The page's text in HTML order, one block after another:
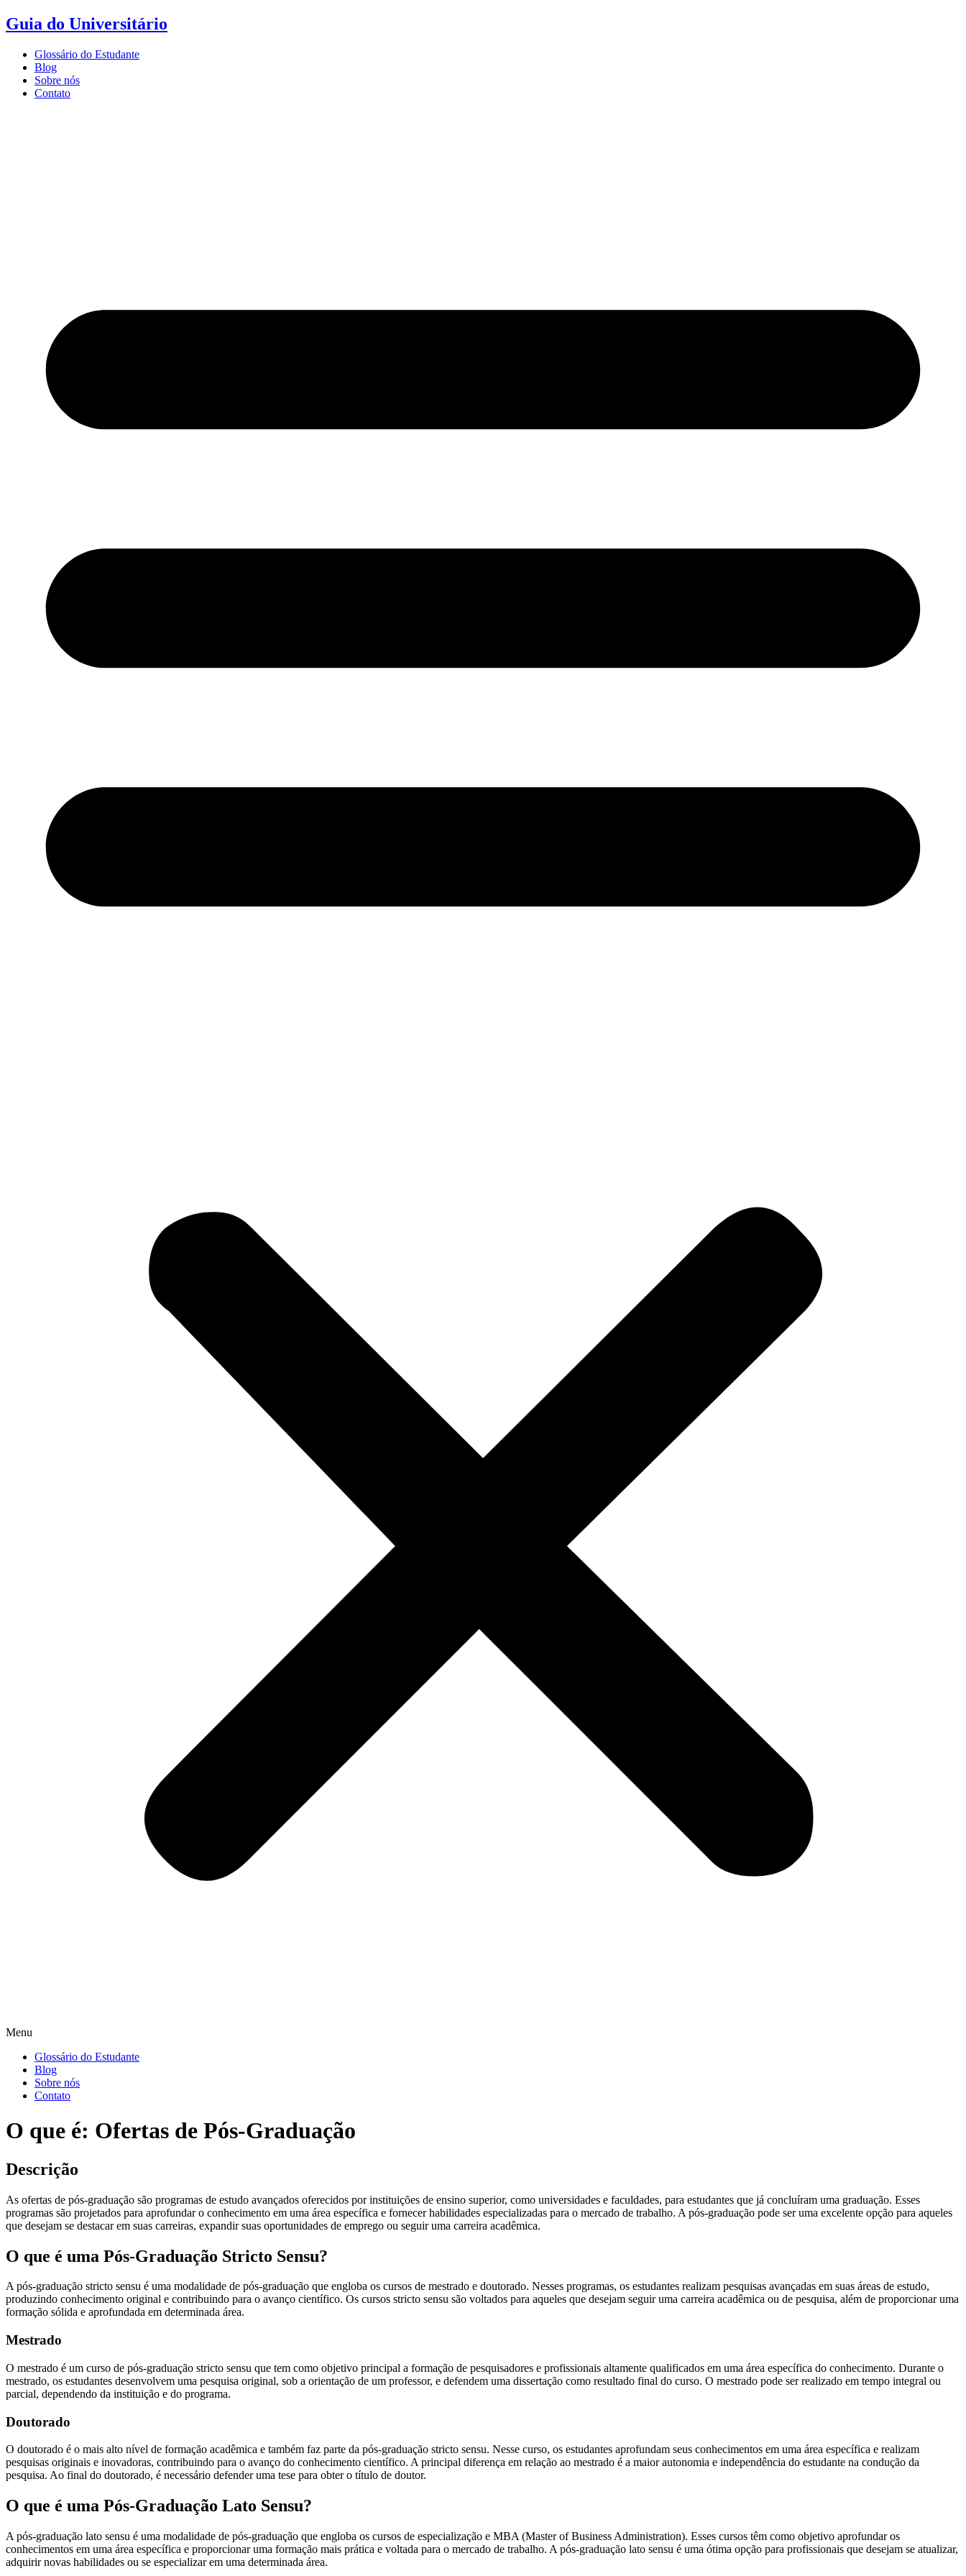
Ir
para
conteúdo
Guia do Universitário
Glossário do Estudante
Blog
Sobre nós
Contato
Menu
Glossário do Estudante
Blog
Sobre nós
Contato
O que é: Ofertas de Pós-Graduação
Descrição
As ofertas de pós-graduação são programas de estudo avançados oferecidos por instituições de ensino superior, como universidades e faculdades, para estudantes que já concluíram uma graduação. Esses
programas são projetados para aprofundar o conhecimento em uma área específica e fornecer habilidades especializadas para o mercado de trabalho. A pós-graduação pode ser uma excelente opção para aqueles
que desejam se destacar em suas carreiras, expandir suas oportunidades de emprego ou seguir uma carreira acadêmica.
O que é uma Pós-Graduação Stricto Sensu?
A pós-graduação stricto sensu é uma modalidade de pós-graduação que engloba os cursos de mestrado e doutorado. Nesses programas, os estudantes realizam pesquisas avançadas em suas áreas de estudo,
produzindo conhecimento original e contribuindo para o avanço científico. Os cursos stricto sensu são voltados para aqueles que desejam seguir uma carreira acadêmica ou de pesquisa, além de proporcionar uma
formação sólida e aprofundada em determinada área.
Mestrado
O mestrado é um curso de pós-graduação stricto sensu que tem como objetivo principal a formação de pesquisadores e profissionais altamente qualificados em uma área específica do conhecimento. Durante o
mestrado, os estudantes desenvolvem uma pesquisa original, sob a orientação de um professor, e defendem uma dissertação como resultado final do curso. O mestrado pode ser realizado em tempo integral ou
parcial, dependendo da instituição e do programa.
Doutorado
O doutorado é o mais alto nível de formação acadêmica e também faz parte da pós-graduação stricto sensu. Nesse curso, os estudantes aprofundam seus conhecimentos em uma área específica e realizam
pesquisas originais e inovadoras, contribuindo para o avanço do conhecimento científico. A principal diferença em relação ao mestrado é a maior autonomia e independência do estudante na condução da
pesquisa. Ao final do doutorado, é necessário defender uma tese para obter o título de doutor.
O que é uma Pós-Graduação Lato Sensu?
A pós-graduação lato sensu é uma modalidade de pós-graduação que engloba os cursos de especialização e MBA (Master of Business Administration). Esses cursos têm como objetivo aprofundar os
conhecimentos em uma área específica e proporcionar uma formação mais prática e voltada para o mercado de trabalho. A pós-graduação lato sensu é uma ótima opção para profissionais que desejam se atualizar,
adquirir novas habilidades ou se especializar em uma determinada área.